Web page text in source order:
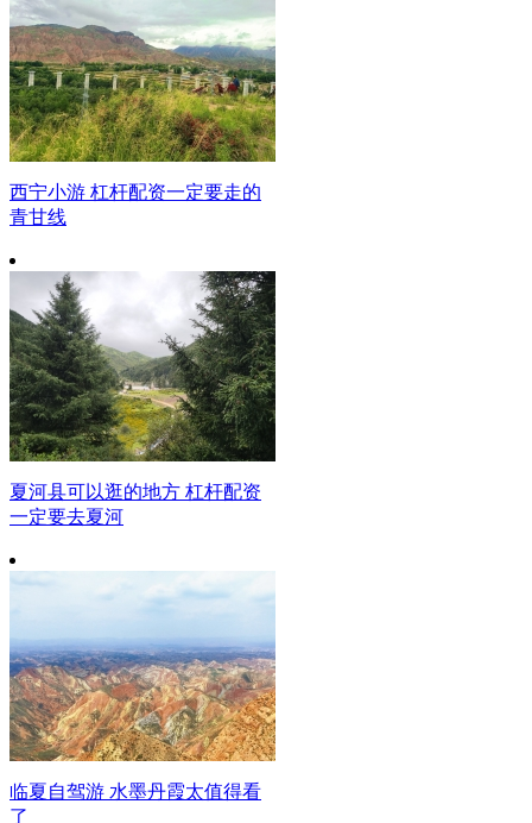
西宁小游 杠杆配资一定要走的
青甘线
夏河县可以逛的地方 杠杆配资
一定要去夏河
临夏自驾游 水墨丹霞太值得看
了